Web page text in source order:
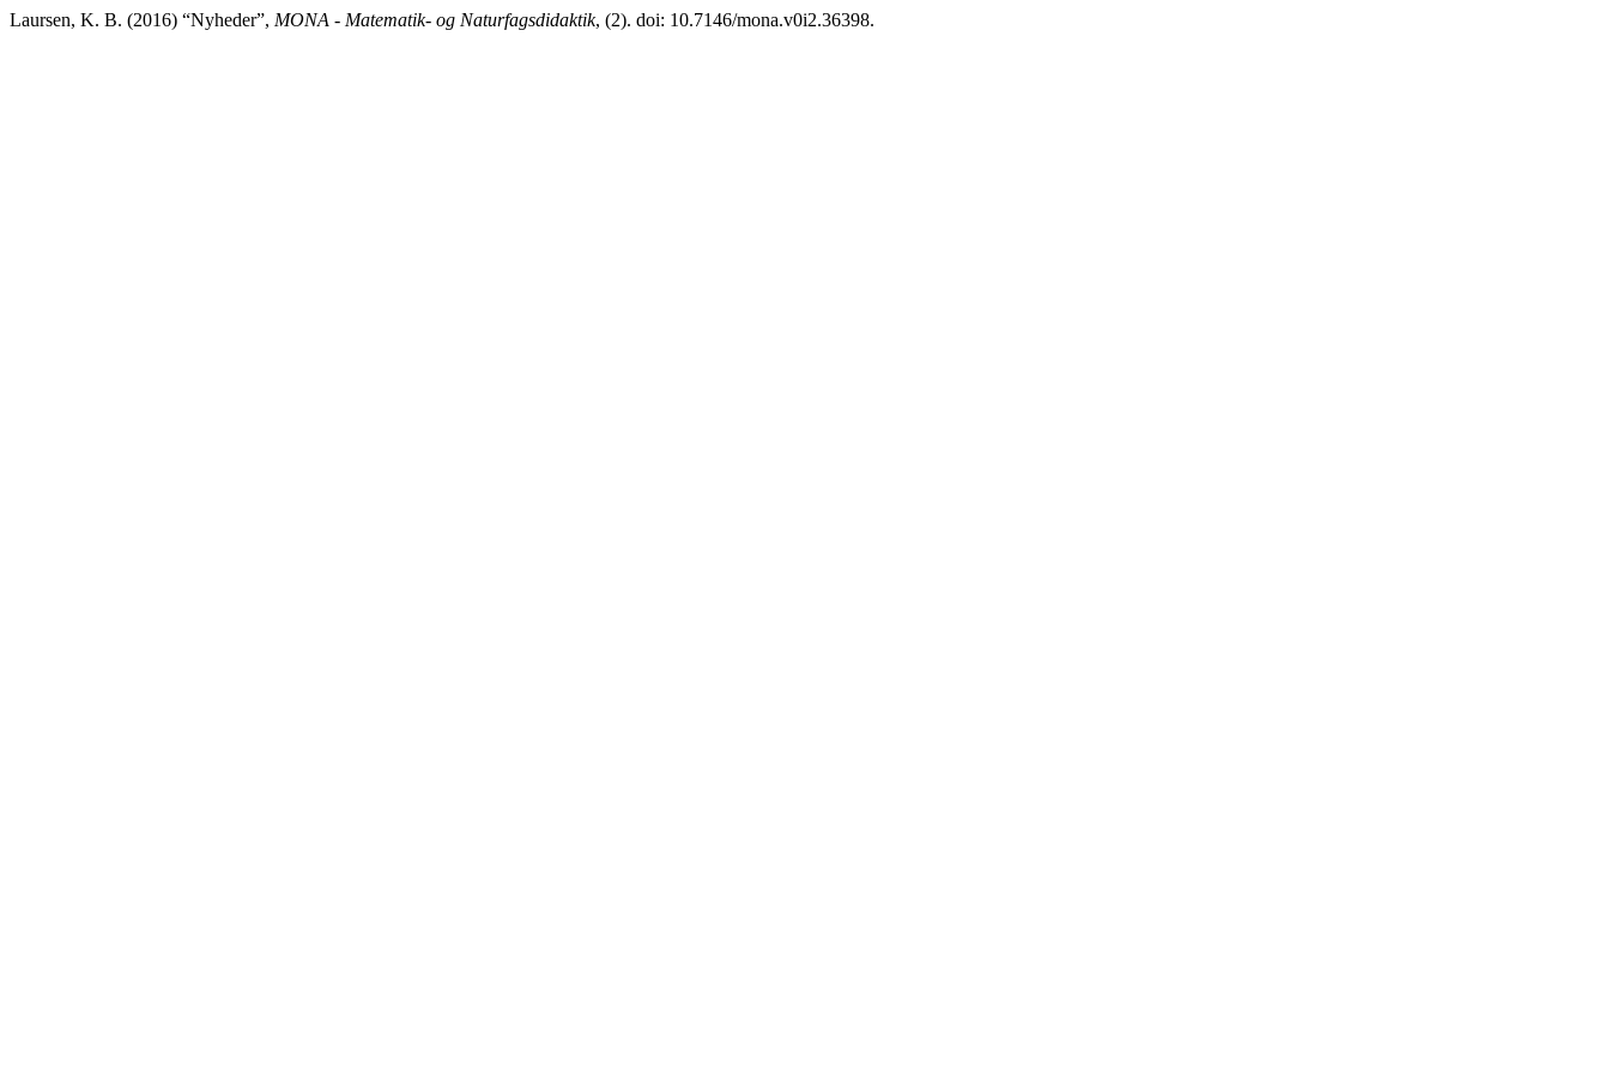
Laursen, K. B. (2016) “Nyheder”, MONA - Matematik- og Naturfagsdidaktik, (2). doi: 10.7146/mona.v0i2.36398.